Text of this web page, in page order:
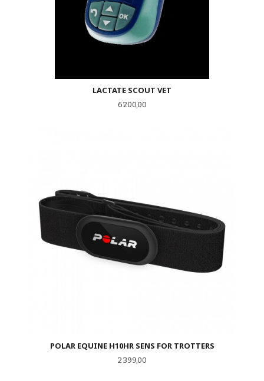
LACTATE SCOUT VET
Pris
6 200,00
POLAR EQUINE H10HR SENS FOR TROTTERS
Pris
2 399,00